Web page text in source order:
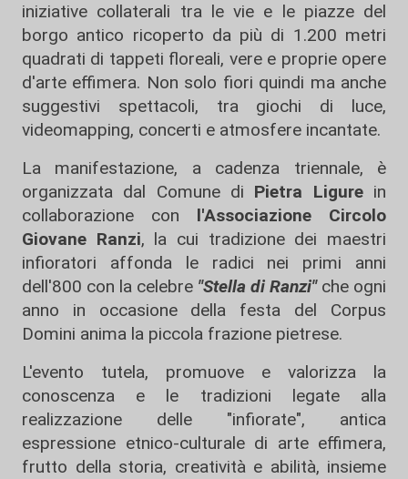
iniziative collaterali tra le vie e le piazze del
borgo antico ricoperto da più di 1.200 metri
quadrati di tappeti floreali, vere e proprie opere
d'arte effimera. Non solo fiori quindi ma anche
suggestivi spettacoli, tra giochi di luce,
videomapping, concerti e atmosfere incantate.
La manifestazione, a cadenza triennale, è
organizzata dal Comune di Pietra Ligure in
collaborazione con l'Associazione Circolo
Giovane Ranzi, la cui tradizione dei maestri
infioratori affonda le radici nei primi anni
dell'800 con la celebre "Stella di Ranzi" che ogni
anno in occasione della festa del Corpus
Domini anima la piccola frazione pietrese.
L'evento tutela, promuove e valorizza la
conoscenza e le tradizioni legate alla
realizzazione delle "infiorate", antica
espressione etnico-culturale di arte effimera,
frutto della storia, creatività e abilità, insieme